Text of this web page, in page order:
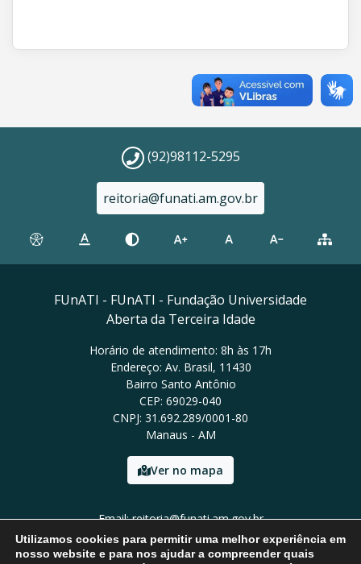
(92)98112-5295
reitoria@funati.am.gov.br
FUnATI - FUnATI - Fundação Universidade
Aberta da Terceira Idade
Horário de atendimento: 8h às 17h
Endereço: Av. Brasil, 11430
Bairro Santo Antônio
CEP: 69029-040
CNPJ: 31.692.289/0001-80
Manaus - AM
Ver no mapa
Email: reitoria@funati.am.gov.br
Tel: (92)98112-5295
Utilizamos cookies para permitir uma melhor experiência em
nosso website e para nos ajudar a compreender quais